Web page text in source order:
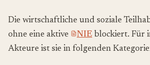
Die wirtschaftliche und soziale
ohne eine aktive
NIE blockiert. Für
Akteure ist sie in folgenden